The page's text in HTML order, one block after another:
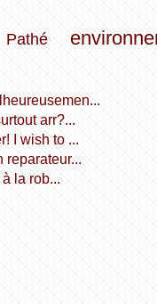
Pathé
arr?...
I wish to ...
reparateur...
la rob...